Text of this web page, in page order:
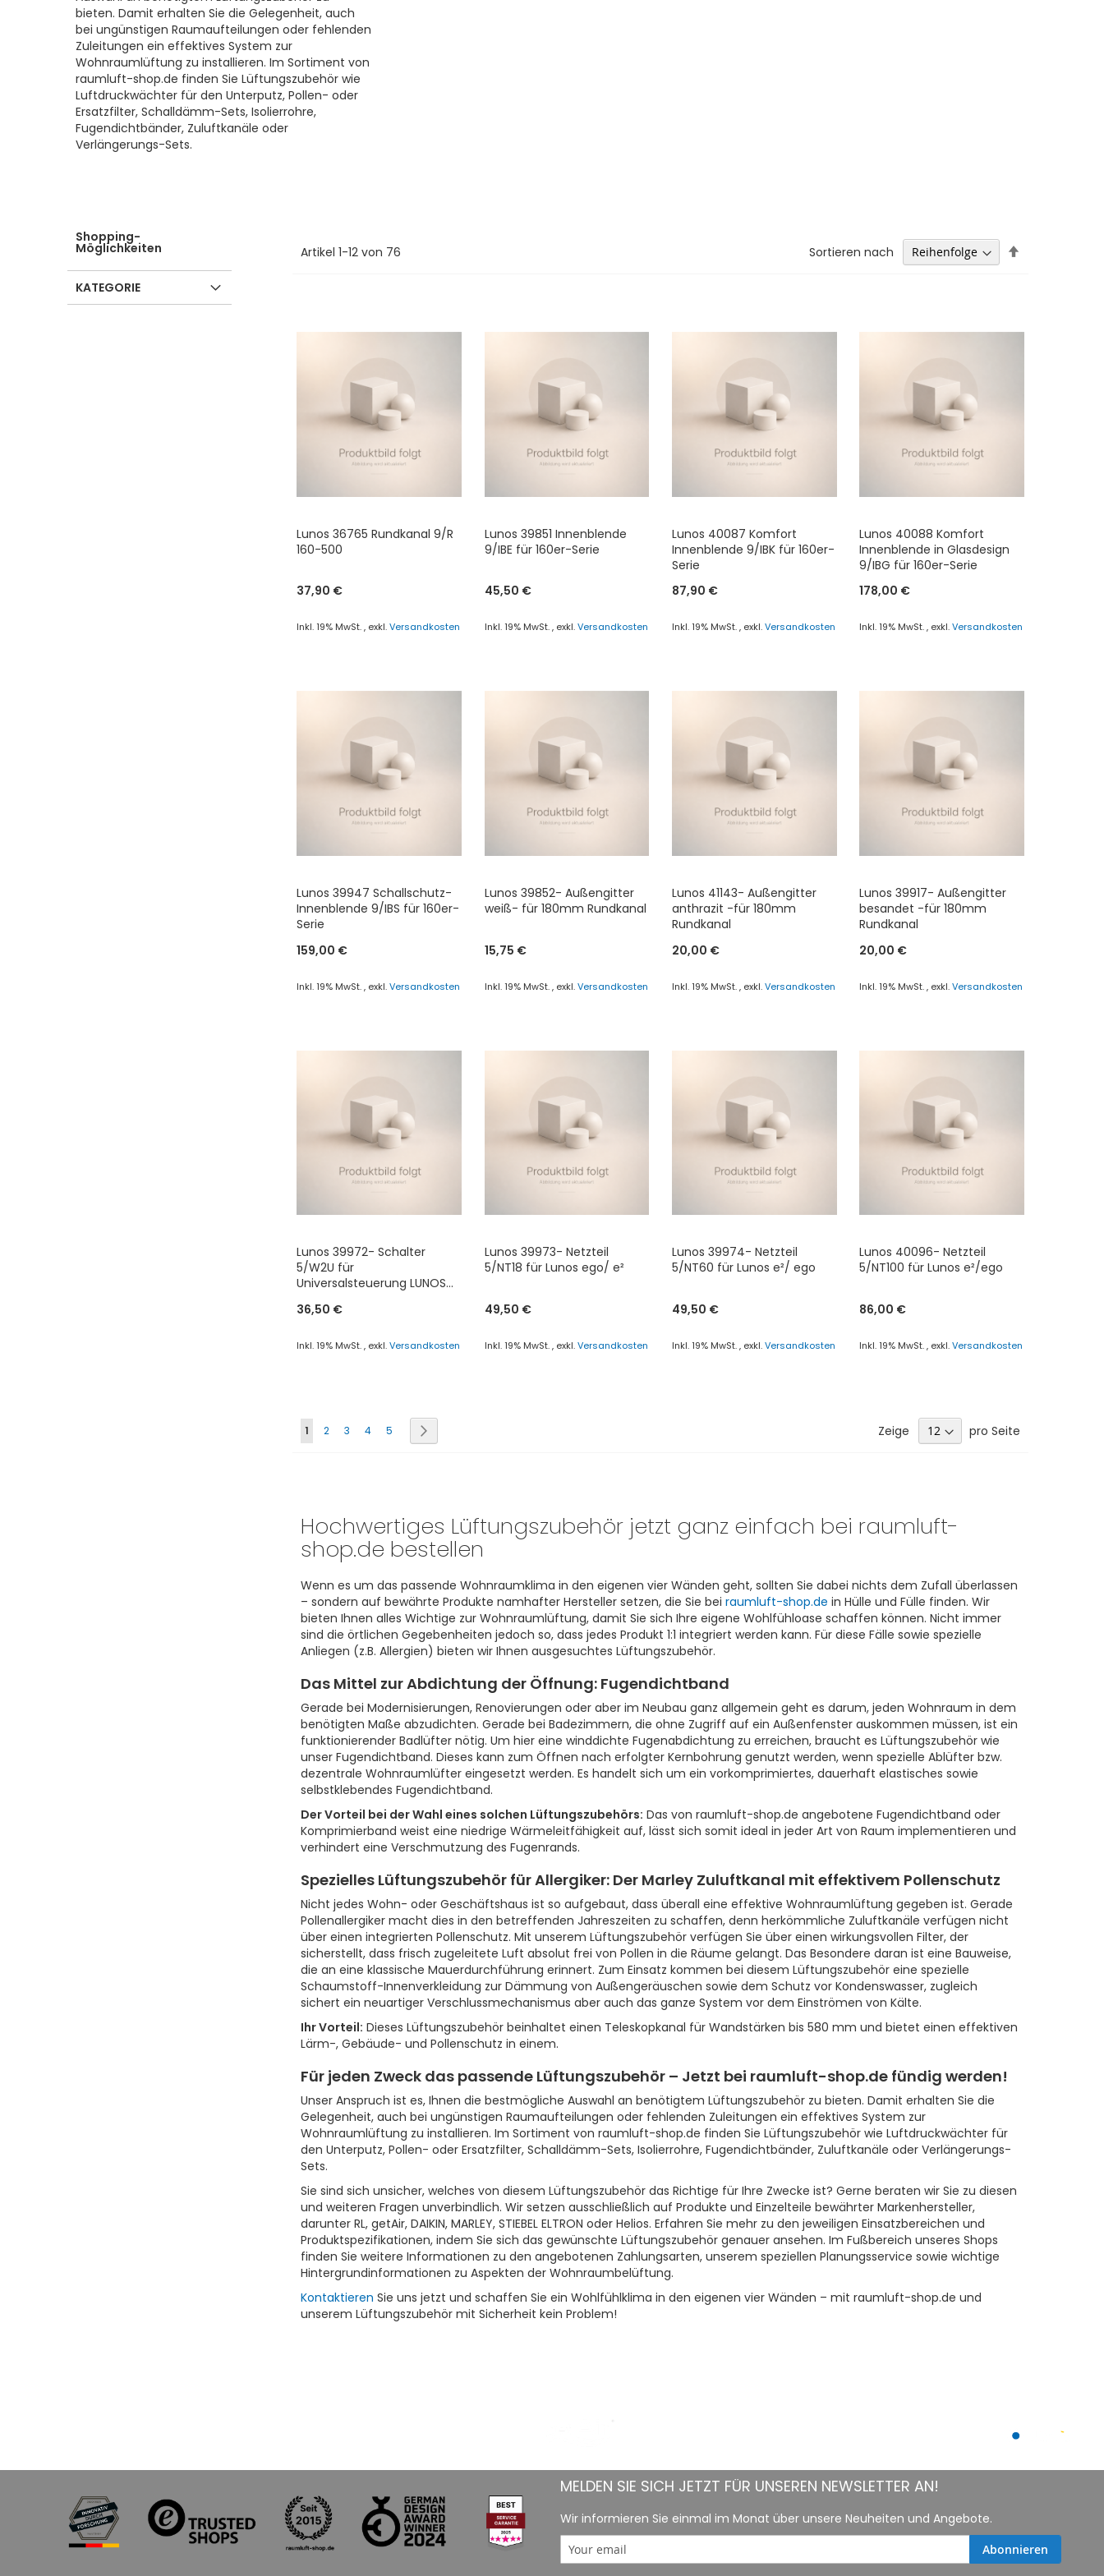
bieten. Damit erhalten Sie die Gelegenheit, auch
bei ungünstigen Raumaufteilungen oder fehlenden
Zuleitungen ein effektives System zur
Wohnraumlüftung zu installieren. Im Sortiment von
raumluft-shop.de finden Sie Lüftungszubehör wie
Luftdruckwächter für den Unterputz, Pollen- oder
Ersatzfilter, Schalldämm-Sets, Isolierrohre,
Fugendichtbänder, Zuluftkanäle oder
Verlängerungs-Sets.
Artikel1-12 von 76 Sortieren nach
Lunos 36765 Rundkanal 9/R
160-500
37,90 €
Inkl. 19% MwSt., exkl.Versandkosten
Lunos 39851 Innenblende
9/IBE für 160er-Serie
45,50 €
Inkl. 19% MwSt., exkl.Versandkosten
Lunos 40087 Komfort
Innenblende 9/IBK für 160er-
Serie
87,90 €
Inkl. 19% MwSt., exkl.Versandkosten
Lunos 40088 Komfort
Innenblende in Glasdesign
9/IBG für 160er-Serie
178,00 €
Inkl. 19% MwSt., exkl.Versandkosten
Lunos 39947 Schallschutz-
Innenblende 9/IBS für 160er-
Serie
159,00 €
Inkl. 19% MwSt., exkl.Versandkosten
Lunos 39852- Außengitter
weiß- für 180mm Rundkanal
15,75 €
Inkl. 19% MwSt., exkl.Versandkosten
Lunos 41143- Außengitter
anthrazit -für 180mm
Rundkanal
20,00 €
Inkl. 19% MwSt., exkl.Versandkosten
Lunos 39917- Außengitter
besandet -für 180mm
Rundkanal
20,00 €
Inkl. 19% MwSt., exkl.Versandkosten
Lunos 39972- Schalter
5/W2U für
Universalsteuerung LUNOS
36,50 €
Inkl. 19% MwSt., exkl.Versandkosten
VERGLEICHSLISTE
Lunos 39973- Netzteil
5/NT18 für Lunos ego/ e²
49,50 €
Inkl. 19% MwSt., exkl.Versandkosten
Lunos 39974- Netzteil
5/NT60 für Lunos e²/ ego
49,50 €
Inkl. 19% MwSt., exkl.Versandkosten
Lunos 40096- Netzteil
5/NT100 für Lunos e²/ego
86,00 €
Inkl. 19% MwSt., exkl.Versandkosten
VERGLEICHSLISTE
Seite
Sie lesen gerade die Seite
1 Seite
2 Seite
3 Seite
4 Seite
5 Zeige pro Seite
Hochwertiges Lüftungszubehör jetzt ganz einfach bei raumluft-
shop.de bestellen
Wenn es um das passende Wohnraumklima in den eigenen vier Wänden geht, sollten Sie dabei nichts dem Zufall überlassen
– sondern auf bewährte Produkte namhafter Hersteller setzen, die Sie bei raumluft-shop.de in Hülle und Fülle finden. Wir
bieten Ihnen alles Wichtige zur Wohnraumlüftung, damit Sie sich Ihre eigene Wohlfühloase schaffen können. Nicht immer
sind die örtlichen Gegebenheiten jedoch so, dass jedes Produkt 1:1 integriert werden kann. Für diese Fälle sowie spezielle
Anliegen (z.B. Allergien) bieten wir Ihnen ausgesuchtes Lüftungszubehör.
Das Mittel zur Abdichtung der Öffnung: Fugendichtband
Gerade bei Modernisierungen, Renovierungen oder aber im Neubau ganz allgemein geht es darum, jeden Wohnraum in dem
benötigten Maße abzudichten. Gerade bei Badezimmern, die ohne Zugriff auf ein Außenfenster auskommen müssen, ist ein
funktionierender Badlüfter nötig. Um hier eine winddichte Fugenabdichtung zu erreichen, braucht es Lüftungszubehör wie
unser Fugendichtband. Dieses kann zum Öffnen nach erfolgter Kernbohrung genutzt werden, wenn spezielle Ablüfter bzw.
dezentrale Wohnraumlüfter eingesetzt werden. Es handelt sich um ein vorkomprimiertes, dauerhaft elastisches sowie
selbstklebendes Fugendichtband.
Der Vorteil bei der Wahl eines solchen Lüftungszubehörs: Das von raumluft-shop.de angebotene Fugendichtband oder
Komprimierband weist eine niedrige Wärmeleitfähigkeit auf, lässt sich somit ideal in jeder Art von Raum implementieren und
verhindert eine Verschmutzung des Fugenrands.
Spezielles Lüftungszubehör für Allergiker: Der Marley Zuluftkanal mit effektivem Pollenschutz
Nicht jedes Wohn- oder Geschäftshaus ist so aufgebaut, dass überall eine effektive Wohnraumlüftung gegeben ist. Gerade
Pollenallergiker macht dies in den betreffenden Jahreszeiten zu schaffen, denn herkömmliche Zuluftkanäle verfügen nicht
über einen integrierten Pollenschutz. Mit unserem Lüftungszubehör verfügen Sie über einen wirkungsvollen Filter, der
sicherstellt, dass frisch zugeleitete Luft absolut frei von Pollen in die Räume gelangt. Das Besondere daran ist eine Bauweise,
die an eine klassische Mauerdurchführung erinnert. Zum Einsatz kommen bei diesem Lüftungszubehör eine spezielle
Schaumstoff-Innenverkleidung zur Dämmung von Außengeräuschen sowie dem Schutz vor Kondenswasser, zugleich
sichert ein neuartiger Verschlussmechanismus aber auch das ganze System vor dem Einströmen von Kälte.
Ihr Vorteil: Dieses Lüftungszubehör beinhaltet einen Teleskopkanal für Wandstärken bis 580 mm und bietet einen effektiven
Lärm-, Gebäude- und Pollenschutz in einem.
Für jeden Zweck das passende Lüftungszubehör – Jetzt bei raumluft-shop.de fündig werden!
Unser Anspruch ist es, Ihnen die bestmögliche Auswahl an benötigtem Lüftungszubehör zu bieten. Damit erhalten Sie die
Gelegenheit, auch bei ungünstigen Raumaufteilungen oder fehlenden Zuleitungen ein effektives System zur
Wohnraumlüftung zu installieren. Im Sortiment von raumluft-shop.de finden Sie Lüftungszubehör wie Luftdruckwächter für
den Unterputz, Pollen- oder Ersatzfilter, Schalldämm-Sets, Isolierrohre, Fugendichtbänder, Zuluftkanäle oder Verlängerungs-
Sets.
Sie sind sich unsicher, welches von diesem Lüftungszubehör das Richtige für Ihre Zwecke ist? Gerne beraten wir Sie zu diesen
und weiteren Fragen unverbindlich. Wir setzen ausschließlich auf Produkte und Einzelteile bewährter Markenhersteller,
darunter RL, getAir, DAIKIN, MARLEY, STIEBEL ELTRON oder Helios. Erfahren Sie mehr zu den jeweiligen Einsatzbereichen und
Produktspezifikationen, indem Sie sich das gewünschte Lüftungszubehör genauer ansehen. Im Fußbereich unseres Shops
finden Sie weitere Informationen zu den angebotenen Zahlungsarten, unserem speziellen Planungsservice sowie wichtige
Hintergrundinformationen zu Aspekten der Wohnraumbelüftung.
Kontaktieren Sie uns jetzt und schaffen Sie ein Wohlfühlklima in den eigenen vier Wänden – mit raumluft-shop.de und
unserem Lüftungszubehör mit Sicherheit kein Problem!
Shopping-
Möglichkeiten
KATEGORIE
MELDEN SIE SICH JETZT FÜR UNSEREN NEWSLETTER AN!
Wir informieren Sie einmal im Monat über unsere Neuheiten und Angebote.
Abonnieren